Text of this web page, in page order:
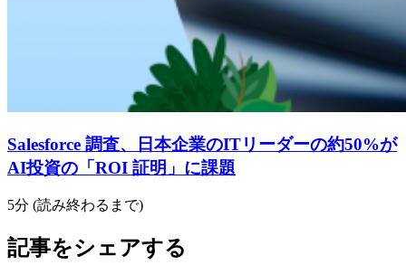
Salesforce 調査、日本企業のITリーダーの約50%が
AI投資の「ROI 証明」に課題
5分 (読み終わるまで)
記事をシェアする